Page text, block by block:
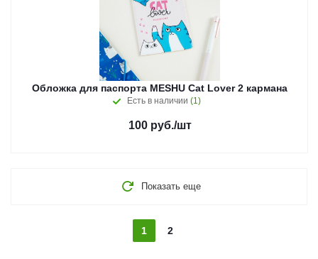
Обложка для паспорта MESHU Cat Lover 2 кармана
Есть в наличии (1)
100руб./шт
Показать еще
1 2